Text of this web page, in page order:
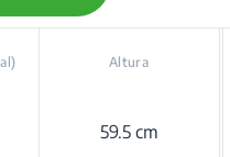
Altura
59.5 cm